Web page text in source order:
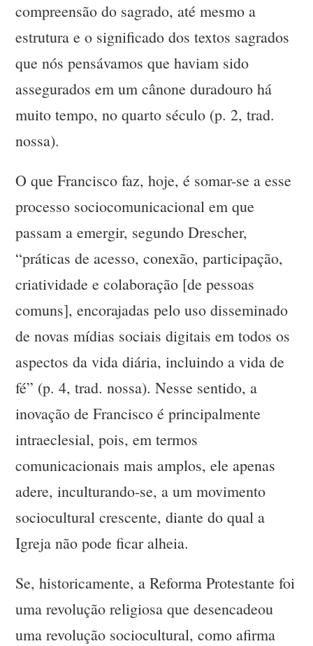
compreensão do sagrado, até mesmo a
estrutura e o significado dos textos sagrados
que nós pensávamos que haviam sido
assegurados em um cânone duradouro há
muito tempo, no quarto século (p. 2, trad.
nossa).
O que Francisco faz, hoje, é somar-se a esse
processo sociocomunicacional em que
passam a emergir, segundo Drescher,
“práticas de acesso, conexão, participação,
criatividade e colaboração [de pessoas
comuns], encorajadas pelo uso disseminado
de novas mídias sociais digitais em todos os
aspectos da vida diária, incluindo a vida de
fé” (p. 4, trad. nossa). Nesse sentido, a
inovação de Francisco é principalmente
intraeclesial, pois, em termos
comunicacionais mais amplos, ele apenas
adere, inculturando-se, a um movimento
sociocultural crescente, diante do qual a
Igreja não pode ficar alheia.
Se, historicamente, a Reforma Protestante foi
uma revolução religiosa que desencadeou
uma revolução sociocultural, como afirma